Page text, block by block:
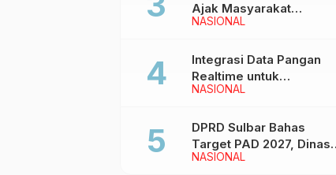
NASIONAL
Ajak Masyarakat
Meriahkan Event
NASIONAL
Integrasi Data Pangan
Realtime untuk
Kendalikan inflasi,
Kembangkan Sistem
SAPEDA
NASIONAL
DPRD Sulbar Bahas
Target PAD 2027, Dinas
PUPR Siap Optimalkan